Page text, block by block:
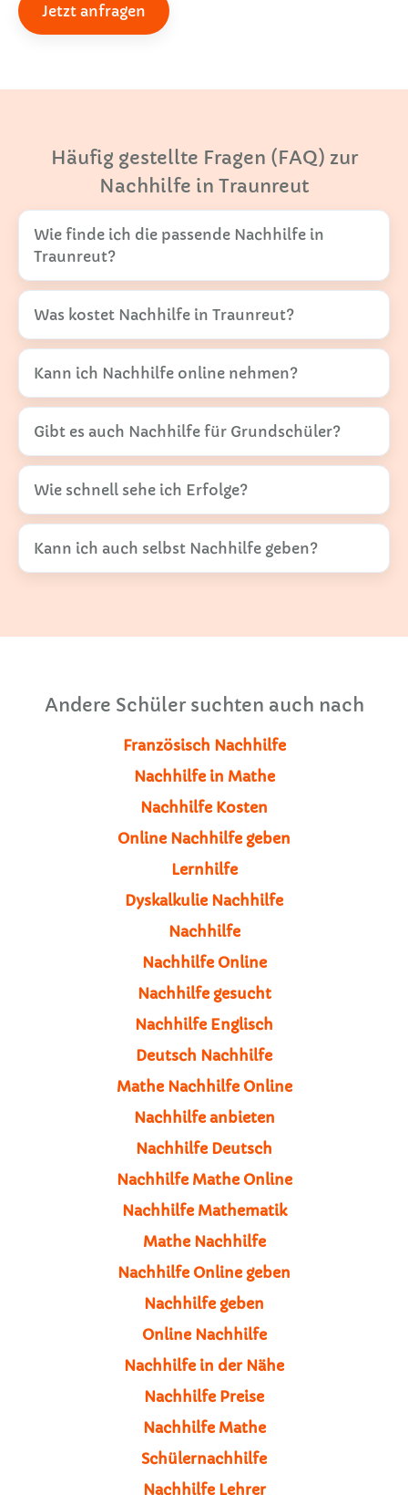
Jetzt anfragen
Häufig gestellte Fragen (FAQ) zur
Nachhilfe in Traunreut
Wie finde ich die passende Nachhilfe in
Traunreut?
Was kostet Nachhilfe in Traunreut?
Kann ich Nachhilfe online nehmen?
Gibt es auch Nachhilfe für Grundschüler?
Wie schnell sehe ich Erfolge?
Kann ich auch selbst Nachhilfe geben?
Andere Schüler suchten auch nach
Französisch Nachhilfe
Nachhilfe in Mathe
Nachhilfe Kosten
Online Nachhilfe geben
Lernhilfe
Dyskalkulie Nachhilfe
Nachhilfe
Nachhilfe Online
Nachhilfe gesucht
Nachhilfe Englisch
Deutsch Nachhilfe
Mathe Nachhilfe Online
Nachhilfe anbieten
Nachhilfe Deutsch
Nachhilfe Mathe Online
Nachhilfe Mathematik
Mathe Nachhilfe
Nachhilfe Online geben
Nachhilfe geben
Online Nachhilfe
Nachhilfe in der Nähe
Nachhilfe Preise
Nachhilfe Mathe
Schülernachhilfe
Nachhilfe Lehrer